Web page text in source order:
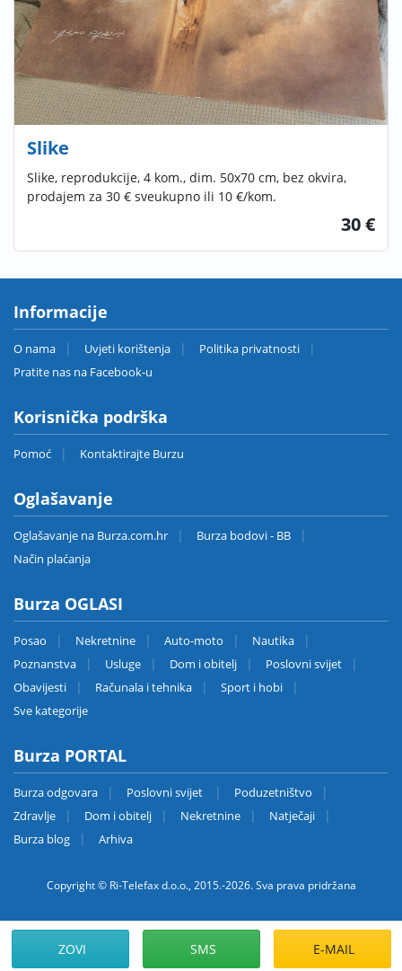
ZOVI SMS E-MAIL
Slike
Slike, reprodukcije, 4 kom., dim. 50x70 cm, bez okvira,
prodajem za 30 € sveukupno ili 10 €/kom.
30 €
Informacije
O nama Uvjeti korištenja
Politika privatnosti
Pratite nas na Facebook-u
Korisnička podrška
Pomoć Kontaktirajte Burzu
Oglašavanje
Oglašavanje na Burza.com.hr
Burza bodovi - BB
Način plaćanja
Burza OGLASI
Posao Nekretnine Auto-moto
Nautika
Poznanstva
Usluge Dom i obitelj
Poslovni svijet
Obavijesti
Računala i tehnika
Sport i hobi
Sve kategorije
Burza PORTAL
Burza odgovara Poslovni svijet
Poduzetništvo
Zdravlje
Dom i obitelj Nekretnine
Natječaji
Burza blog
Arhiva
Copyright © Ri-Telefax d.o.o., 2015.-2026. Sva prava pridržana